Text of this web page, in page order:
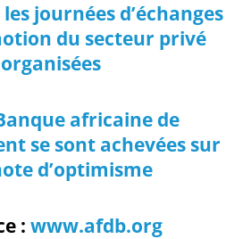
journées d’échanges
du secteur privé
organisées
africaine de
se sont achevées sur
d’optimisme
: www.afdb.org